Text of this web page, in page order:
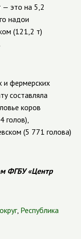
— это на 5,2
надои
(121,2 т)
и фермерских
составляла
коров
голов),
(5 771 голова)
ФГБУ «Центр
, Республика